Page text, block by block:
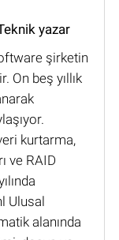
yazar
şirketin
On beş yıllık
kurtarma,
ve RAID
Ulusal
alanında